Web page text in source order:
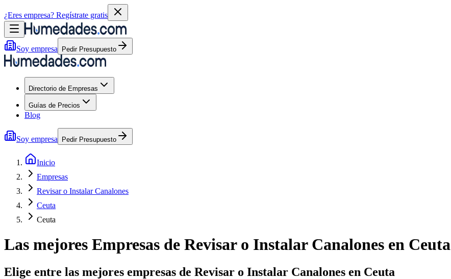
¿Eres empresa? Regístrate gratis
Soy empresa Pedir Presupuesto
Directorio de Empresas
Guías de Precios
Blog
Soy empresa Pedir Presupuesto
Inicio
Empresas
Revisar o Instalar Canalones
Ceuta
Ceuta
Las mejores Empresas de Revisar o Instalar Canalones en Ceuta
Elige entre las mejores empresas de Revisar o Instalar Canalones en Ceuta